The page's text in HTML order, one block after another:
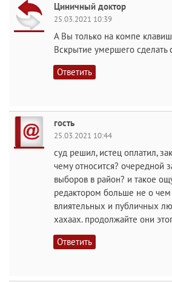
Циничный доктор
25.03.2021 10:39
А Вы только на компе
Вскрытие умершего сделать
Ответить
гость
25.03.2021 10:44
суд решил, истец оплатил,
чему относится? очередной
выборов в район? и такое
редактором больше не о чем
влиятельных и публичных
хахаах. продолжайте они
Ответить